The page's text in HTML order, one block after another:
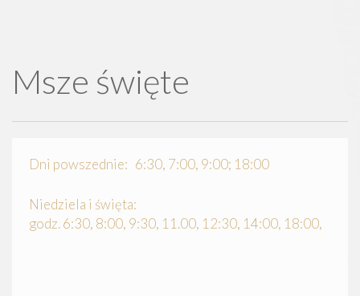
Msze święte
Dni powszednie: 6:30, 7:00, 9:00; 18:00
Niedziela i święta:
godz. 6:30, 8:00, 9:30, 11.00, 12:30, 14:00, 18:00,